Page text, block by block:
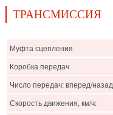
ТРАНСМИССИЯ
Муфта сцепления
Коробка передач
Число передач: вперед/назад
Скорость движения, км/ч: